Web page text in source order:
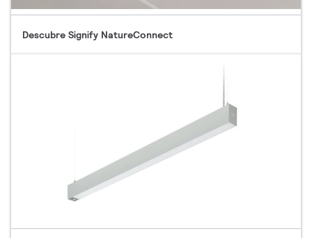
Descubre Signify NatureConnect